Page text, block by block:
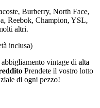
Burberry, North Face,
Reebok, Champion, YSL,
altri.
inclusa)
vintage di alta
Prendete il vostro lotto
di ogni pezzo!